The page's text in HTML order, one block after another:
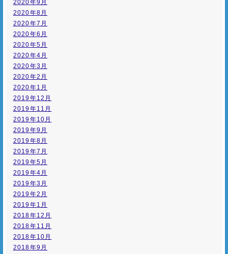
2020年9月
2020年8月
2020年7月
2020年6月
2020年5月
2020年4月
2020年3月
2020年2月
2020年1月
2019年12月
2019年11月
2019年10月
2019年9月
2019年8月
2019年7月
2019年5月
2019年4月
2019年3月
2019年2月
2019年1月
2018年12月
2018年11月
2018年10月
2018年9月